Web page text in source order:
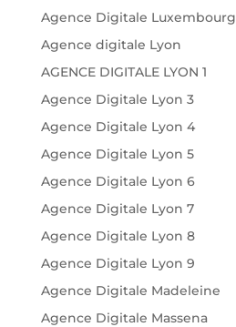
Agence Digitale Luxembourg
Agence digitale Lyon
AGENCE DIGITALE LYON 1
Agence Digitale Lyon 3
Agence Digitale Lyon 4
Agence Digitale Lyon 5
Agence Digitale Lyon 6
Agence Digitale Lyon 7
Agence Digitale Lyon 8
Agence Digitale Lyon 9
Agence Digitale Madeleine
Agence Digitale Massena